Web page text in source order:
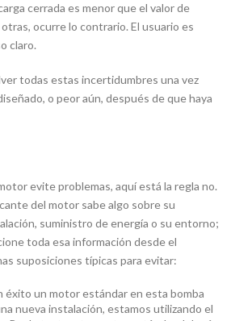
cerrada es menor que el valor de
ocurre lo contrario. El usuario es
claro.
todas estas incertidumbres una vez
o peor aún, después de que haya
evite problemas, aquí está la regla no.
del motor sabe algo sobre su
suministro de energía o su entorno;
toda esa información desde el
suposiciones típicas para evitar:
éxito un motor estándar en esta bomba
nueva instalación, estamos utilizando el